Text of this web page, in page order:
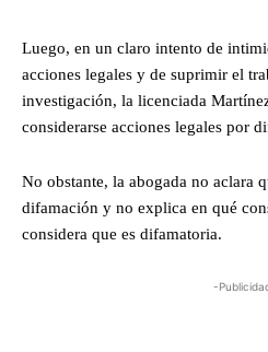
Luego, en un claro intento de
acciones legales y de suprimir el
investigación, la licenciada
considerarse acciones legales por
No obstante, la abogada no aclara
difamación y no explica en qué
considera que es difamatoria.
-